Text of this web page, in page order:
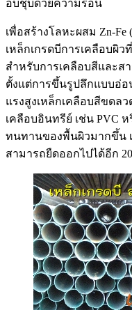
อบชุบด้วยความร้อน
เพื่อสร้างโลหะผสม Zn-Fe
เหล็กเกรดบีการเคลือบ
สำหรับการเคลือบสีและส
ตั้งแต่การขึ้นรูปลึกแบบอ่
แรงสูงเหล็กเคลือบสีขดล
เคลือบอินทรีย์ เช่น PVC
ทนทานของพื้นผิวมากขึ้น
สามารถยืดออกไปได้อีก